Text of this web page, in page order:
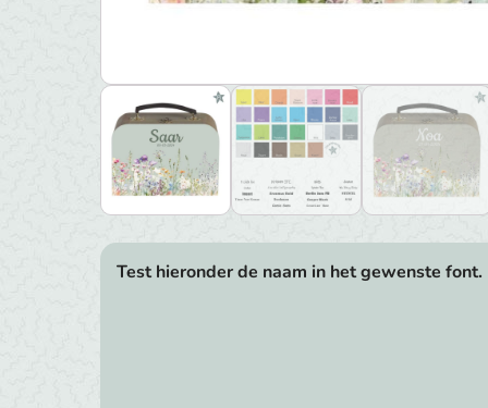
Test hieronder de naam in het gewenste font.